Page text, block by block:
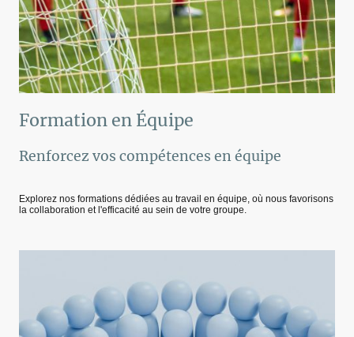
Formation en Équipe
Renforcez vos compétences en équipe
Explorez nos formations dédiées au travail en équipe, où nous favorisons
la collaboration et l'efficacité au sein de votre groupe.